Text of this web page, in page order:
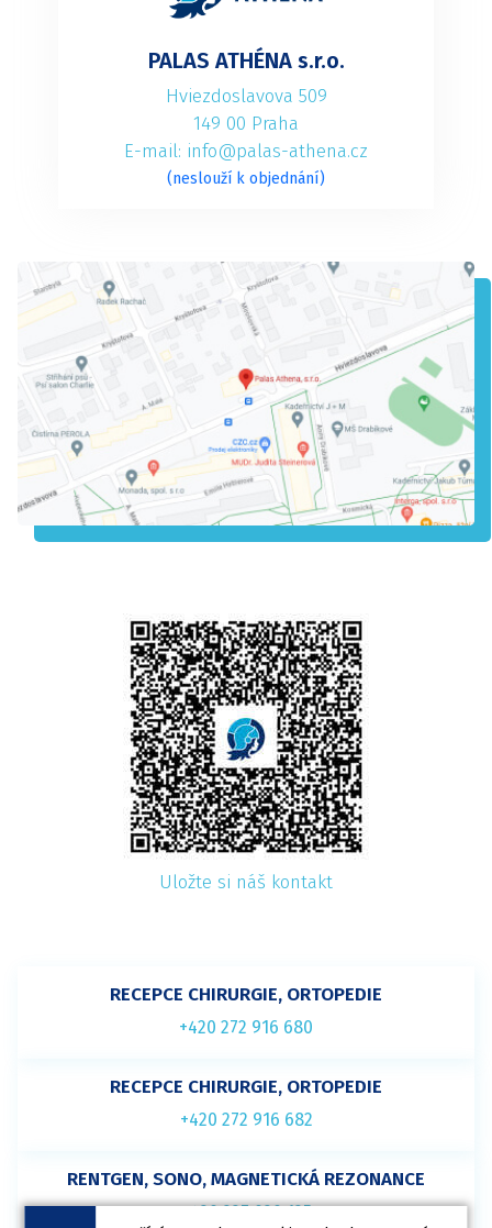
PALAS ATHÉNA s.r.o.
Hviezdoslavova 509
149 00 Praha
E-mail: info@palas-athena.cz
(neslouží k objednání)
Uložte si náš kontakt
RECEPCE CHIRURGIE, ORTOPEDIE
+420 272 916 680
RECEPCE CHIRURGIE, ORTOPEDIE
+420 272 916 682
RENTGEN, SONO, MAGNETICKÁ REZONANCE
+420 227 020 125